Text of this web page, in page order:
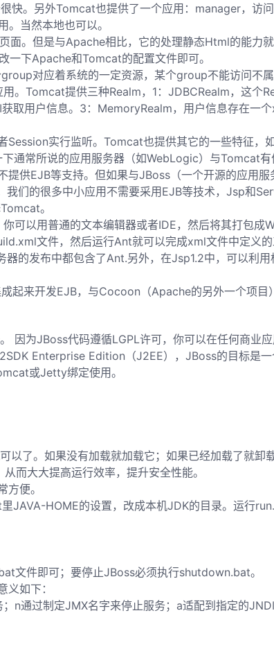
。另外Tomcat也提供了一个应用：manager，访
当然本地也可以。
。但是与Apache相比，它的处理静态Html的能力
下Apache和Tomcat的配置文件即可。
对应着系统的一定资源，某个group不能访问不
。Tomcat提供三种Realm，1：JDBCRealm，这个
取用户信息。3：MemoryRealm，用户信息存在一
实行监听。Tomcat也提供其它的一些特征，
通常所说的应用服务器（如WebLogic）与Tomcat
供EJB等支持。但如果与JBoss（一个开源的应用
们的很多中小应用不需要采用EJB等技术，Jsp和
。
以用普通的文本编辑器或者IDE，然后将其打包成
文件，然后运行Ant就可以完成xml文件中定义的
的发布中都包含了Ant.另外，在Jsp1.2中，可以利
来开发EJB，与Cocoon（Apache的另外一个项目
为JBoss代码遵循LGPL许可，你可以在任何商业
Enterprise Edition（J2EE），JBoss的目标是
或Jetty绑定使用。
了。如果没有加载就加载它；如果已经加载了就卸
而大大提高运行效率，提升安全性能。
便。
HOME的设置，改成本机JDK的目录。运行
文件即可；要停止JBoss必须执行shutdown.bat。
如下：
n通过制定JMX名字来停止服务；a适配到指定的